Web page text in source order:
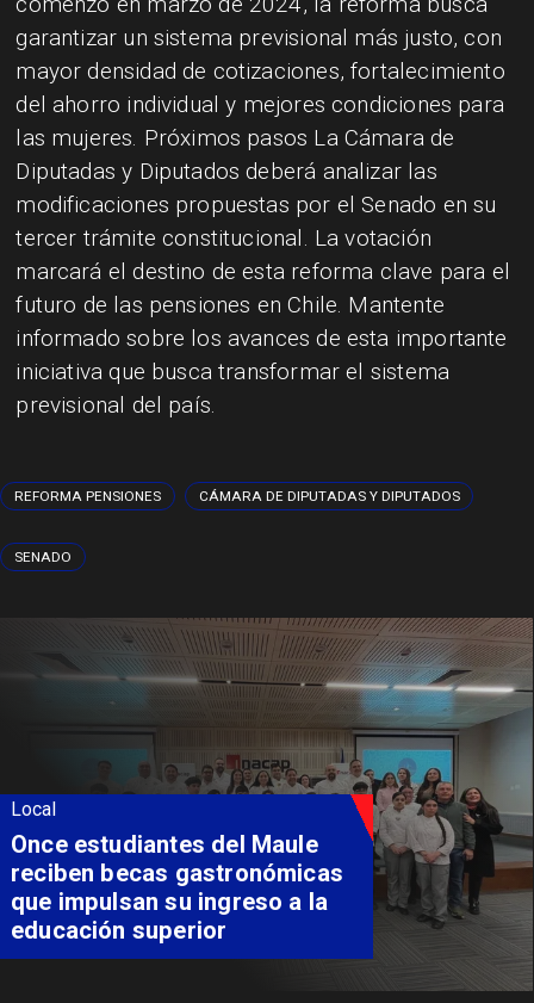
garantizar un sistema previsional más justo, con
mayor densidad de cotizaciones, fortalecimiento
del ahorro individual y mejores condiciones para
las mujeres. Próximos pasos La Cámara de
Diputadas y Diputados deberá analizar las
modificaciones propuestas por el Senado en su
tercer trámite constitucional. La votación
marcará el destino de esta reforma clave para el
futuro de las pensiones en Chile. Mantente
informado sobre los avances de esta importante
iniciativa que busca transformar el sistema
previsional del país.
REFORMA PENSIONES CÁMARA DE DIPUTADAS Y DIPUTADOS
SENADO
Local
Once estudiantes del Maule
reciben becas gastronómicas
que impulsan su ingreso a la
educación superior